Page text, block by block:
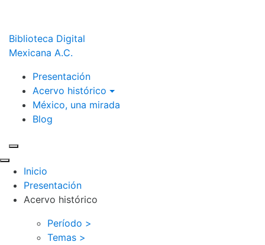
Biblioteca Digital
Mexicana A.C.
Presentación
Acervo histórico
México, una mirada
Blog
Inicio
Presentación
Acervo histórico
Período >
Temas >